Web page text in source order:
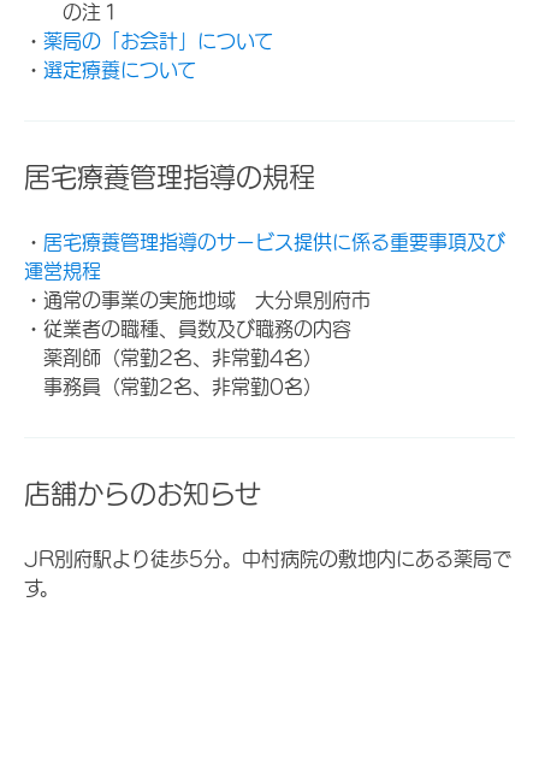
の注１
・ 薬局の「お会計」について
・ 選定療養について
居宅療養管理指導の規程
・ 居宅療養管理指導のサービス提供に係る重要事項及び
運営規程
・通常の事業の実施地域 大分県別府市
・従業者の職種、員数及び職務の内容
薬剤師（常勤2名、非常勤4名）
事務員（常勤2名、非常勤0名）
店舗からのお知らせ
JR別府駅より徒歩5分。中村病院の敷地内にある薬局で
す。